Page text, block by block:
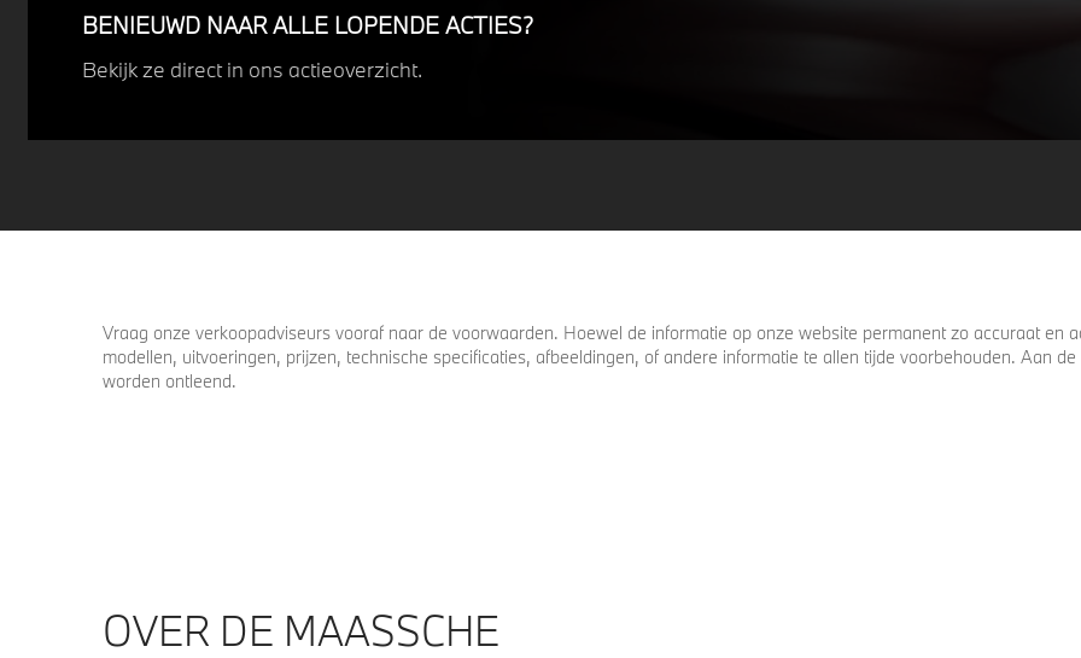
BENIEUWD NAAR ALLE LOPENDE ACTIES?
Bekijk ze direct in ons actieoverzicht.
Vraag onze verkoopadviseurs vooraf naar de voorwaarden. Hoewel de informatie op onze website permanent zo accuraat en
modellen, uitvoeringen, prijzen, technische specificaties, afbeeldingen, of andere informatie te allen tijde voorbehouden. Aan
worden ontleend.
OVER DE MAASSCHE